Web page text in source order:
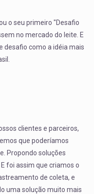
o seu primeiro "Desafio
no mercado do leite. E
desafio como a idéia mais
clientes e parceiros,
que poderíamos
Propondo soluções
foi assim que criamos o
de coleta, e
uma solução muito mais